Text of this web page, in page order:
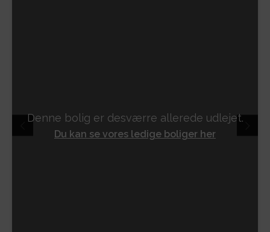
Denne bolig er desværre allerede udlejet.
Du kan se vores ledige boliger her